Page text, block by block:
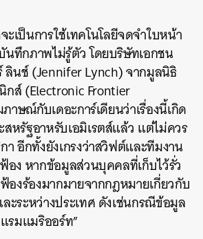
เป็นการใช้เทคโนโลยีจดจำใบหน้า
ทึกภาพไม่รู้ตัว โดยบริษัทเอกชน
ลินช์ (Jennifer Lynch) จากมูลนิธิ
ส์ (Electronic Frontier
าษณ์กับเดอะการ์เดียนว่าเรื่องนี้เกิด
หรัฐอาหรับเอมิเรตส์แล้ว แต่ไม่ควร
า อีกทั้งยังเกรงว่าสวิฟต์และทีมงาน
อง หากข้อมูลส่วนบุคคลที่เก็บไว้รั่ว
องร้องมากมายจากกฎหมายเกี่ยวกับ
ะระหว่างประเทศ ดังเช่นกรณีข้อมูล
รมแมริออร์ท”
TWEET LINE EMAIL